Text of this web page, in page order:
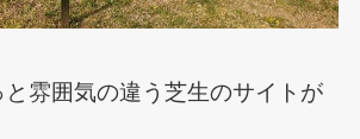
雰囲気の違う芝生のサイトが